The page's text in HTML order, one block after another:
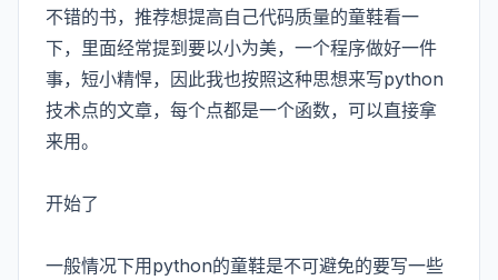
不错的书，推荐想提高自己代码质量的童鞋看一
下，里面经常提到要以小为美，一个程序做好一件
事，短小精悍，因此我也按照这种思想来写python
技术点的文章，每个点都是一个函数，可以直接拿
来用。
开始了
一般情况下用python的童鞋是不可避免的要写一些